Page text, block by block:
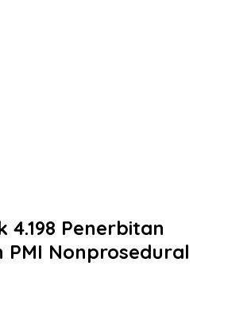
4.198 Penerbitan
PMI Nonprosedural